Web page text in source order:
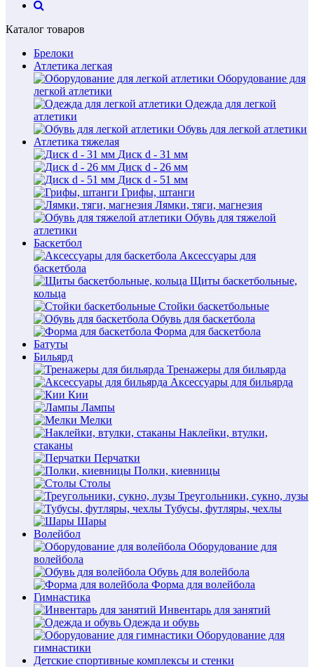
Каталог товаров
Брелоки
Атлетика легкая
Оборудование для
легкой атлетики
Одежда для легкой
атлетики
Обувь для легкой атлетики
Атлетика тяжелая
Диск d - 31 мм
Диск d - 26 мм
Диск d - 51 мм
Грифы, штанги
Лямки, тяги, магнезия
Обувь для тяжелой
атлетики
Баскетбол
Аксессуары для
баскетбола
Щиты баскетбольные,
кольца
Стойки баскетбольные
Обувь для баскетбола
Форма для баскетбола
Батуты
Бильярд
Тренажеры для бильярда
Аксессуары для бильярда
Кии
Лампы
Мелки
Наклейки, втулки,
стаканы
Перчатки
Полки, киевницы
Столы
Треугольники, сукно, лузы
Тубусы, футляры, чехлы
Шары
Волейбол
Оборудование для
волейбола
Обувь для волейбола
Форма для волейбола
Гимнастика
Инвентарь для занятий
Одежда и обувь
Оборудование для
гимнастики
Детские спортивные комплексы и стенки